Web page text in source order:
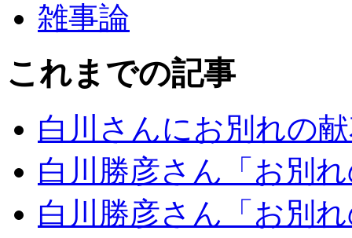
雑事論
これまでの記事
白川さんにお別れの
白川勝彦さん「お別
白川勝彦さん「お別